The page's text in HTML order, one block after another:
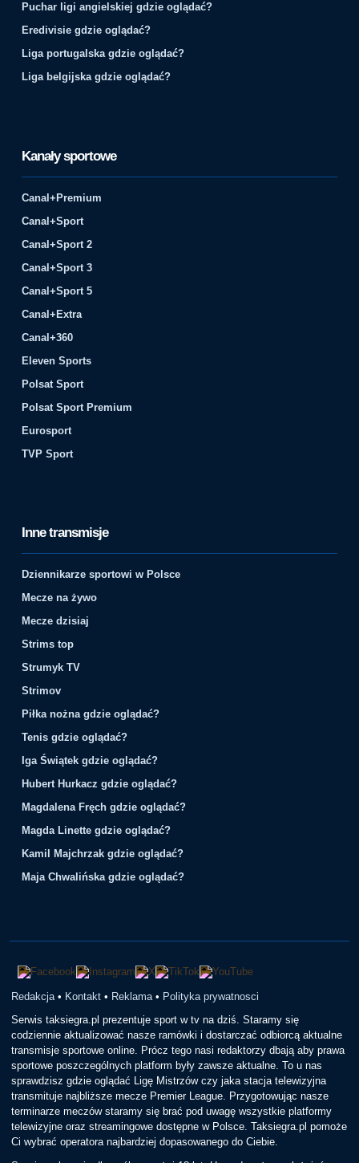
Puchar ligi angielskiej gdzie oglądać?
Eredivisie gdzie oglądać?
Liga portugalska gdzie oglądać?
Liga belgijska gdzie oglądać?
Kanały sportowe
Canal+Premium
Canal+Sport
Canal+Sport 2
Canal+Sport 3
Canal+Sport 5
Canal+Extra
Canal+360
Eleven Sports
Polsat Sport
Polsat Sport Premium
Eurosport
TVP Sport
Inne transmisje
Dziennikarze sportowi w Polsce
Mecze na żywo
Mecze dzisiaj
Strims top
Strumyk TV
Strimov
Piłka nożna gdzie oglądać?
Tenis gdzie oglądać?
Iga Świątek gdzie oglądać?
Hubert Hurkacz gdzie oglądać?
Magdalena Fręch gdzie oglądać?
Magda Linette gdzie oglądać?
Kamil Majchrzak gdzie oglądać?
Maja Chwalińska gdzie oglądać?
Redakcja • Kontakt • Reklama • Polityka prywatnosci
Serwis taksiegra.pl prezentuje sport w tv na dziś. Staramy się
codziennie aktualizować nasze ramówki i dostarczać odbiorcą aktualne
transmisje sportowe online. Prócz tego nasi redaktorzy dbają aby prawa
sportowe poszczególnych platform były zawsze aktualne. To u nas
sprawdzisz gdzie oglądać Ligę Mistrzów czy jaka stacja telewizyjna
transmituje najbliższe mecze Premier League. Przygotowując nasze
terminarze meczów staramy się brać pod uwagę wszystkie platformy
telewizyjne oraz streamingowe dostępne w Polsce. Taksiegra.pl pomoże
Ci wybrać operatora najbardziej dopasowanego do Ciebie.